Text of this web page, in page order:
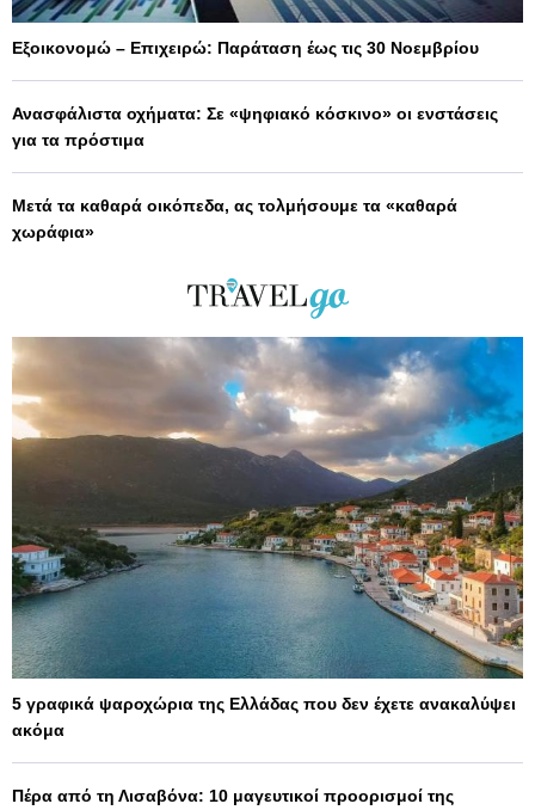
Εξοικονομώ – Επιχειρώ: Παράταση έως τις 30 Νοεμβρίου
Ανασφάλιστα οχήματα: Σε «ψηφιακό κόσκινο» οι ενστάσεις
για τα πρόστιμα
Μετά τα καθαρά οικόπεδα, ας τολμήσουμε τα «καθαρά
χωράφια»
5 γραφικά ψαροχώρια της Ελλάδας που δεν έχετε ανακαλύψει
ακόμα
Πέρα από τη Λισαβόνα: 10 μαγευτικοί προορισμοί της